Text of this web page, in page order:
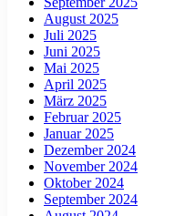
August 2025
Juli 2025
Juni 2025
Mai 2025
April 2025
März 2025
Februar 2025
Januar 2025
Dezember 2024
November 2024
Oktober 2024
September 2024